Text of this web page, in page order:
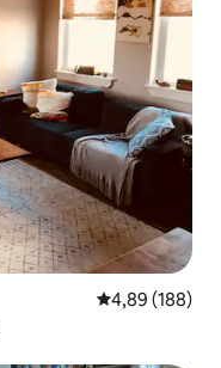
4,89 ud af 5 i
4,89 (188)